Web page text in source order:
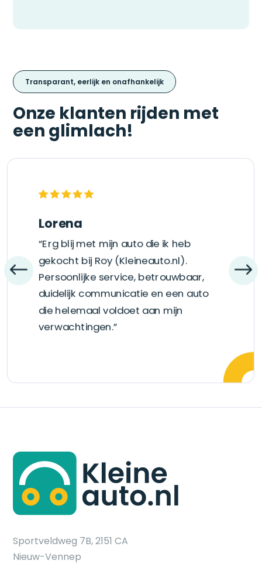
Transparant, eerlijk en onafhankelijk
Onze klanten rijden met
een glimlach!
Lorena
“Erg blij met mijn auto die ik heb
gekocht bij Roy (Kleineauto.nl).
Persoonlijke service, betrouwbaar,
duidelijk communicatie en een auto
die helemaal voldoet aan mijn
verwachtingen.”
Sportveldweg 7B, 2151 CA
Nieuw-Vennep